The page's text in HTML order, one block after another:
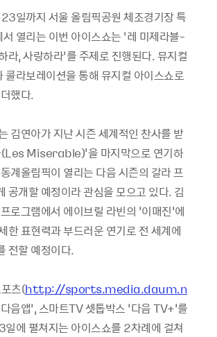
일까지 서울 올림픽공원 체조경기장 특
열리는 이번 아이스쇼는 ‘레 미제라블-
라, 사랑하라’를 주제로 진행된다. 뮤지컬
콜라보레이션을 통해 뮤지컬 아이스쇼로
했다.
김연아가 지난 시즌 세계적인 찬사를 받
(Les Miserable)'을 마지막으로 연기하
계올림픽이 열리는 다음 시즌의 갈라 프
공개할 예정이라 관심을 모으고 있다. 김
로그램에서 에이브릴 라빈의 '이매진'에
한 표현력과 부드러운 연기로 전 세계에
전할 예정이다.
츠(http://sports.media.daum.n
음앱’, 스마트TV 셋톱박스 ‘다음 TV+’를
에 펼쳐지는 아이스쇼를 2차례에 걸쳐